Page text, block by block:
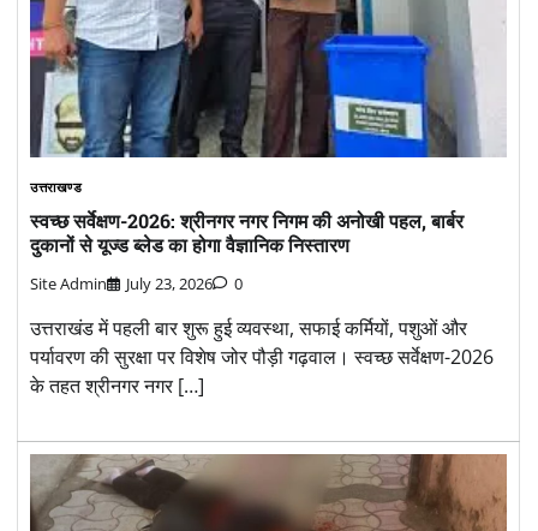
उत्तराखण्ड
स्वच्छ सर्वेक्षण-2026: श्रीनगर नगर निगम की अनोखी पहल, बार्बर
दुकानों से यूज्ड ब्लेड का होगा वैज्ञानिक निस्तारण
Site Admin July 23, 2026 0
उत्तराखंड में पहली बार शुरू हुई व्यवस्था, सफाई कर्मियों, पशुओं और
पर्यावरण की सुरक्षा पर विशेष जोर पौड़ी गढ़वाल। स्वच्छ सर्वेक्षण-2026
के तहत श्रीनगर नगर […]